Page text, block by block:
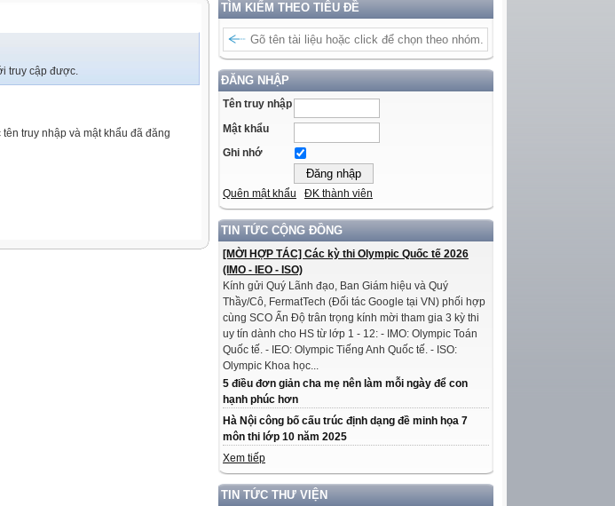
TÌM KIẾM THEO TIÊU ĐỀ
ĐĂNG NHẬP
Tên truy nhập
Mật khẩu
Ghi nhớ
Quên mật khẩu ĐK thành viên
TIN TỨC CỘNG ĐỒNG
[MỜI HỢP TÁC] Các kỳ thi Olympic Quốc tế 2026
(IMO - IEO - ISO)
Kính gửi Quý Lãnh đạo, Ban Giám hiệu và Quý
Thầy/Cô, FermatTech (Đối tác Google tại VN) phối hợp
cùng SCO Ấn Độ trân trọng kính mời tham gia 3 kỳ thi
uy tín dành cho HS từ lớp 1 - 12: - IMO: Olympic Toán
Quốc tế. - IEO: Olympic Tiếng Anh Quốc tế. - ISO:
Olympic Khoa học...
5 điều đơn giản cha mẹ nên làm mỗi ngày để con
hạnh phúc hơn
Hà Nội công bố cấu trúc định dạng đề minh họa 7
môn thi lớp 10 năm 2025
Xem tiếp
TIN TỨC THƯ VIỆN
truy cập được.
truy nhập và mật khẩu đã đăng